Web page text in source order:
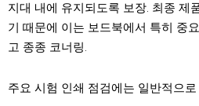
지대 내에 유지되도록 보장. 최종 제
기 때문에 이는 보드북에서 특히 중
고 종종 코너링.
주요 시험 인쇄 점검에는 일반적으